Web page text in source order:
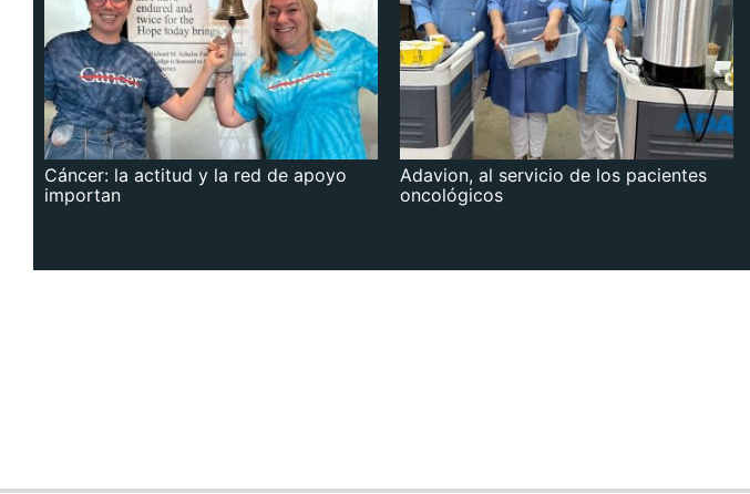
Cáncer: la actitud y la red de apoyo
importan
Adavion, al servicio de los pacientes
oncológicos